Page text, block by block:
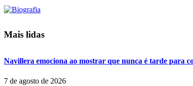
Mais lidas
Navillera emociona ao mostrar que nunca é tarde para
7 de agosto de 2026